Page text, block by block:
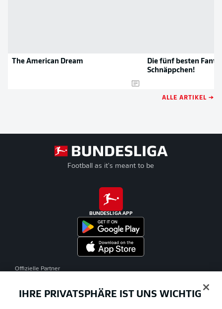
The American Dream
Die fünf besten
Schnäppchen!
ALLE ARTIKEL →
Football as it's meant to be
BUNDESLIGA APP
Offizielle Partner
IHRE PRIVATSPHÄRE IST UNS WICHTIG